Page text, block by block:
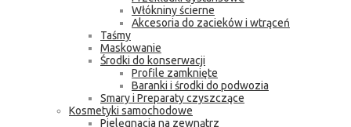
Włókniny ścierne
Akcesoria do zacieków i wtrąceń
Taśmy
Maskowanie
Środki do konserwacji
Profile zamknięte
Baranki i środki do podwozia
Smary i Preparaty czyszczące
Kosmetyki samochodowe
Pielęgnacja na zewnątrz